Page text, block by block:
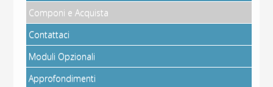
Componi e Acquista
Contattaci
Moduli Opzionali
Approfondimenti